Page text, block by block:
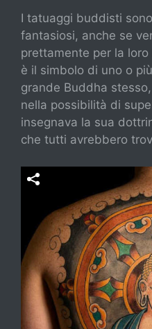
I tatuaggi buddisti
fantasiosi, anche se
prettamente per la
è il simbolo di uno o
grande Buddha
nella possibilità di
insegnava la sua
che tutti avrebbero